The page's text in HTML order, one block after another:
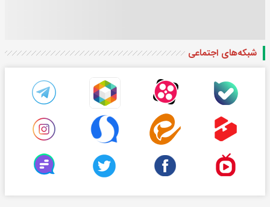
شبکه‌های اجتماعی